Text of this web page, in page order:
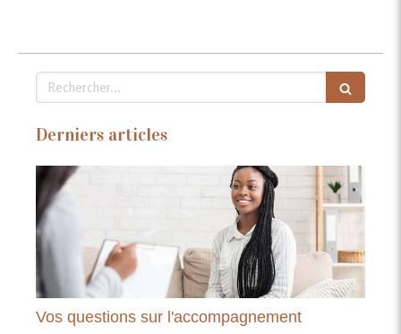
Rechercher
Derniers articles
Vos questions sur l'accompagnement